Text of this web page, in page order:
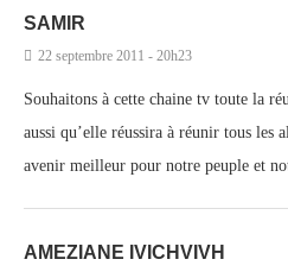
SAMIR
22 septembre 2011 - 20h23
Souhaitons à cette chaine tv toute la
aussi qu’elle réussira à réunir tous les
avenir meilleur pour notre peuple et
AMEZIANE IVICHVIVH